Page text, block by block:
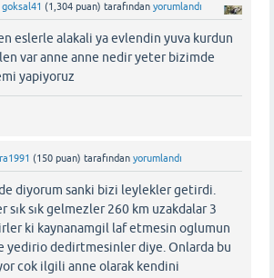
(1,304 puan) tarafından yorumlandı
eslerle alakali ya evlendin yuva kurdun
var anne anne nedir yeter bizimde
yapiyoruz
(150 puan) tarafından yorumlandı
diyorum sanki bizi leylekler getirdi.
sık sık gelmezler 260 km uzakdalar 3
ki kaynanamgil laf etmesin oglumun
yedirio dedirtmesinler diye. Onlarda bu
cok ilgili anne olarak kendini